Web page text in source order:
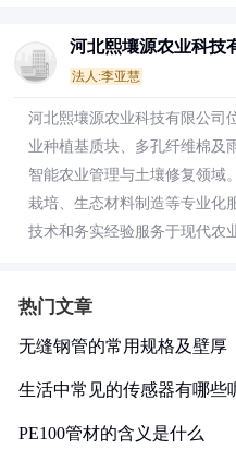
河北熙壤源农业科技
法人:李亚慧
河北熙壤源农业科技有限公司
业种植基质块、多孔纤维棉及
智能农业管理与土壤修复领域
栽培、生态材料制造等专业化
技术和务实经验服务于现代农
热门文章
无缝钢管的常用规格及壁厚
生活中常见的传感器有哪些
PE100管材的含义是什么